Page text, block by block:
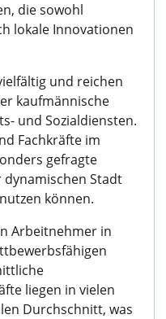
die sowohl
lokale Innovationen
und reichen
kaufmännische
und Sozialdiensten.
Fachkräfte im
gefragte
Stadt
können.
Arbeitnehmer in
liegen in vielen
Durchschnitt, was